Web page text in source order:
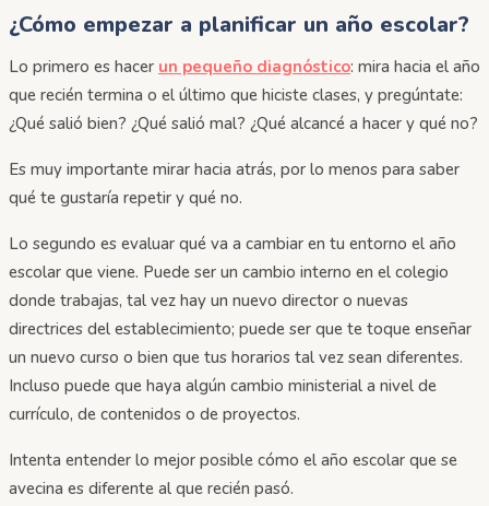
¿Cómo empezar a planificar un año escolar?
Lo primero es hacer un pequeño diagnóstico: mira hacia el año
que recién termina o el último que hiciste clases, y pregúntate:
¿Qué salió bien? ¿Qué salió mal? ¿Qué alcancé a hacer y qué no?
Es muy importante mirar hacia atrás, por lo menos para saber
qué te gustaría repetir y qué no.
Lo segundo es evaluar qué va a cambiar en tu entorno el año
escolar que viene. Puede ser un cambio interno en el colegio
donde trabajas, tal vez hay un nuevo director o nuevas
directrices del establecimiento; puede ser que te toque enseñar
un nuevo curso o bien que tus horarios tal vez sean diferentes.
Incluso puede que haya algún cambio ministerial a nivel de
currículo, de contenidos o de proyectos.
Intenta entender lo mejor posible cómo el año escolar que se
avecina es diferente al que recién pasó.